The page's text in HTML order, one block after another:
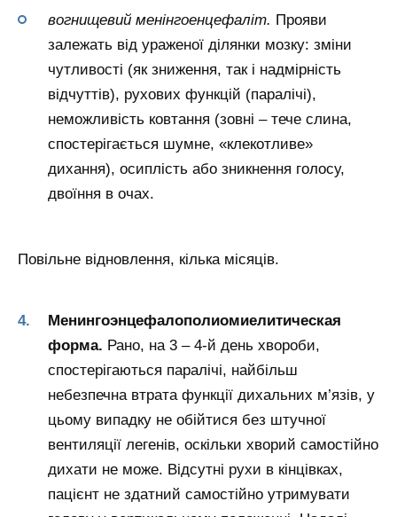
вогнищевий менінгоенцефаліт. Прояви
залежать від ураженої ділянки мозку: зміни
чутливості (як зниження, так і надмірність
відчуттів), рухових функцій (паралічі),
неможливість ковтання (зовні – тече слина,
спостерігається шумне, «клекотливе»
дихання), осиплість або зникнення голосу,
двоїння в очах.
Повільне відновлення, кілька місяців.
Менингоэнцефалополиомиелитическая
форма. Рано, на 3 – 4-й день хвороби,
спостерігаються паралічі, найбільш
небезпечна втрата функції дихальних м’язів, у
цьому випадку не обійтися без штучної
вентиляції легенів, оскільки хворий самостійно
дихати не може. Відсутні рухи в кінцівках,
пацієнт не здатний самостійно утримувати